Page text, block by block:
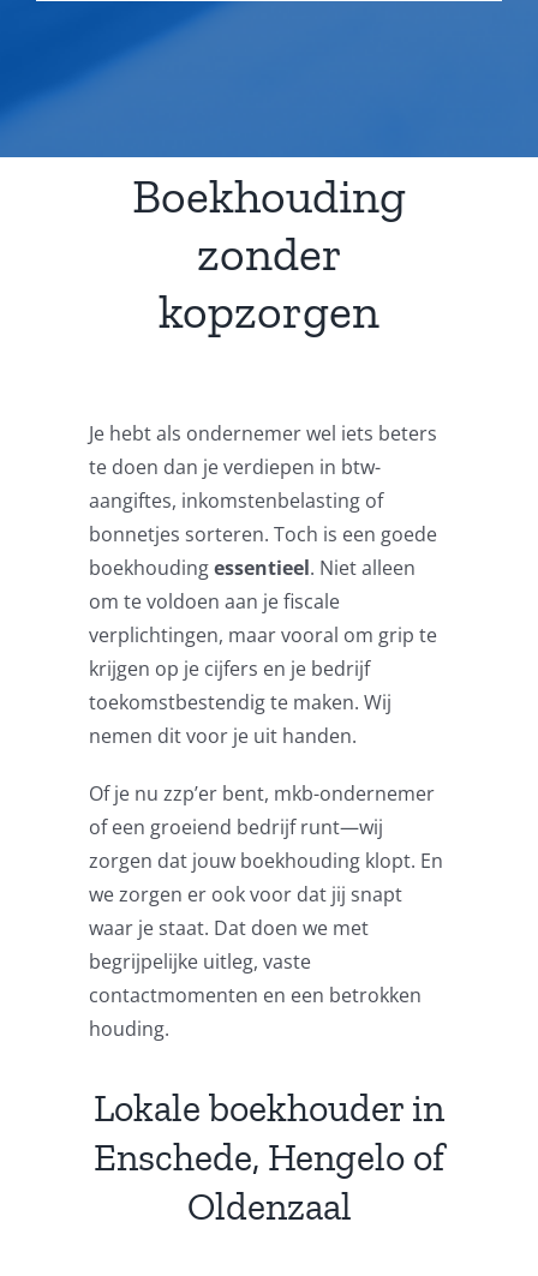
Boekhouding
zonder
kopzorgen
Je hebt als ondernemer wel iets beters
te doen dan je verdiepen in btw-
aangiftes, inkomstenbelasting of
bonnetjes sorteren. Toch is een goede
boekhoudingessentieel. Niet alleen
om te voldoen aan je fiscale
verplichtingen, maar vooral om grip te
krijgen op je cijfers en je bedrijf
toekomstbestendig te maken. Wij
nemen dit voor je uit handen.
Of je nu zzp’er bent, mkb-ondernemer
of een groeiend bedrijf runt—wij
zorgen dat jouw boekhouding klopt. En
we zorgen er ook voor dat jij snapt
waar je staat. Dat doen we met
begrijpelijke uitleg, vaste
contactmomenten en een betrokken
houding.
Lokale boekhouder in
Enschede, Hengelo of
Oldenzaal